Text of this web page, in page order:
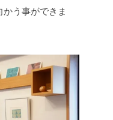
う事ができま